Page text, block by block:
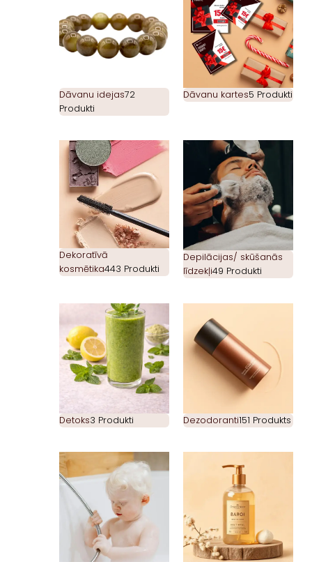
Dāvanu idejas72
Produkti
Dāvanu kartes5 Produkti
Dekoratīvā
kosmētika443 Produkti
Depilācijas/ skūšanās
līdzekļi49 Produkti
Detoks3 Produkti Dezodoranti151 Produkts